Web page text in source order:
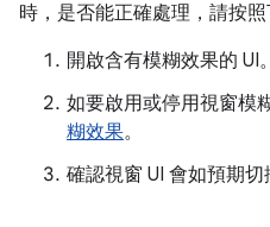
時，是否能正確處理，請按照
開啟含有模糊效果的 UI。
如要啟用或停用視窗模
糊效果。
確認視窗 UI 會如預期切